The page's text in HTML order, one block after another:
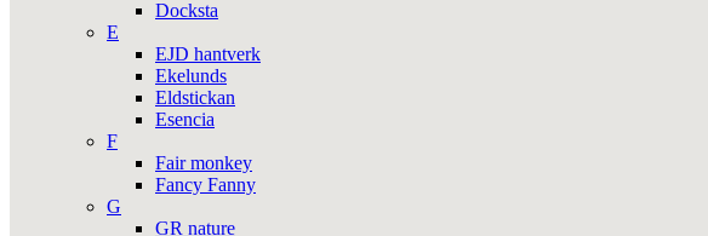
Docksta
E
EJD hantverk
Ekelunds
Eldstickan
Esencia
F
Fair monkey
Fancy Fanny
G
GR nature